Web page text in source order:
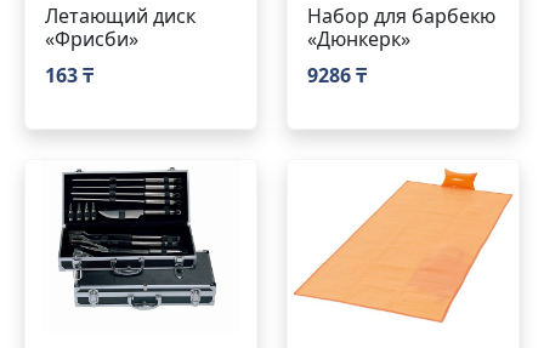
Летающий диск
«Фрисби»
163 ₸
Набор для барбекю
«Дюнкерк»
9286 ₸